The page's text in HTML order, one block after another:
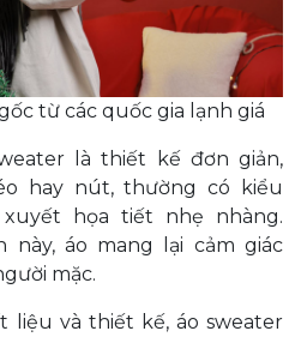
từ các quốc gia lạnh giá
là thiết kế đơn giản,
hay nút, thường có kiểu
họa tiết nhẹ nhàng.
này, áo mang lại cảm giác
mặc.
liệu và thiết kế, áo sweater